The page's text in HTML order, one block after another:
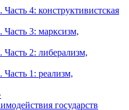
4: конструктивистская
3: марксизм,
2: либерализм,
1: реализм,
государств